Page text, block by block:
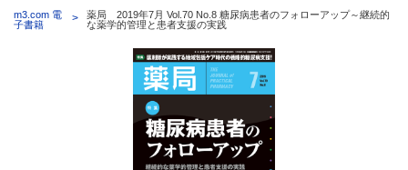
m3.com 電
子書籍
薬局 2019年7月 Vol.70 No.8 糖尿病患者のフォローアップ～継続的
な薬学的管理と患者支援の実践